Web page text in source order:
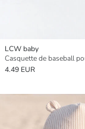
LCW baby
4.49 EUR